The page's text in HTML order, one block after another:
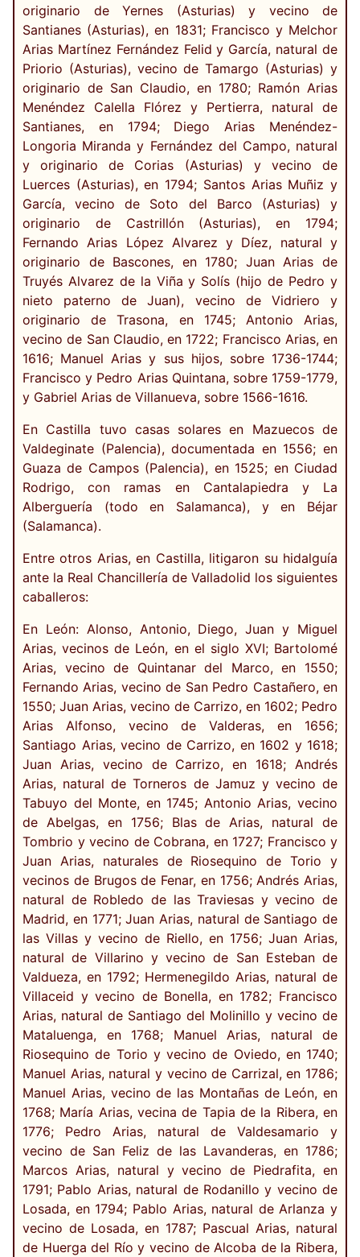
originario de Yernes (Asturias) y vecino de
Santianes (Asturias), en 1831; Francisco y Melchor
Arias Martínez Fernández Felid y García, natural de
Priorio (Asturias), vecino de Tamargo (Asturias) y
originario de San Claudio, en 1780; Ramón Arias
Menéndez Calella Flórez y Pertierra, natural de
Santianes, en 1794; Diego Arias Menéndez-
Longoria Miranda y Fernández del Campo, natural
y originario de Corias (Asturias) y vecino de
Luerces (Asturias), en 1794; Santos Arias Muñiz y
García, vecino de Soto del Barco (Asturias) y
originario de Castrillón (Asturias), en 1794;
Fernando Arias López Alvarez y Díez, natural y
originario de Bascones, en 1780; Juan Arias de
Truyés Alvarez de la Viña y Solís (hijo de Pedro y
nieto paterno de Juan), vecino de Vidriero y
originario de Trasona, en 1745; Antonio Arias,
vecino de San Claudio, en 1722; Francisco Arias, en
1616; Manuel Arias y sus hijos, sobre 1736-1744;
Francisco y Pedro Arias Quintana, sobre 1759-1779,
y Gabriel Arias de Villanueva, sobre 1566-1616.
En Castilla tuvo casas solares en Mazuecos de
Valdeginate (Palencia), documentada en 1556; en
Guaza de Campos (Palencia), en 1525; en Ciudad
Rodrigo, con ramas en Cantalapiedra y La
Alberguería (todo en Salamanca), y en Béjar
(Salamanca).
Entre otros Arias, en Castilla, litigaron su hidalguía
ante la Real Chancillería de Valladolid los siguientes
caballeros:
En León: Alonso, Antonio, Diego, Juan y Miguel
Arias, vecinos de León, en el siglo XVI; Bartolomé
Arias, vecino de Quintanar del Marco, en 1550;
Fernando Arias, vecino de San Pedro Castañero, en
1550; Juan Arias, vecino de Carrizo, en 1602; Pedro
Arias Alfonso, vecino de Valderas, en 1656;
Santiago Arias, vecino de Carrizo, en 1602 y 1618;
Juan Arias, vecino de Carrizo, en 1618; Andrés
Arias, natural de Torneros de Jamuz y vecino de
Tabuyo del Monte, en 1745; Antonio Arias, vecino
de Abelgas, en 1756; Blas de Arias, natural de
Tombrio y vecino de Cobrana, en 1727; Francisco y
Juan Arias, naturales de Riosequino de Torio y
vecinos de Brugos de Fenar, en 1756; Andrés Arias,
natural de Robledo de las Traviesas y vecino de
Madrid, en 1771; Juan Arias, natural de Santiago de
las Villas y vecino de Riello, en 1756; Juan Arias,
natural de Villarino y vecino de San Esteban de
Valdueza, en 1792; Hermenegildo Arias, natural de
Villaceid y vecino de Bonella, en 1782; Francisco
Arias, natural de Santiago del Molinillo y vecino de
Mataluenga, en 1768; Manuel Arias, natural de
Riosequino de Torio y vecino de Oviedo, en 1740;
Manuel Arias, natural y vecino de Carrizal, en 1786;
Manuel Arias, vecino de las Montañas de León, en
1768; María Arias, vecina de Tapia de la Ribera, en
1776; Pedro Arias, natural de Valdesamario y
vecino de San Feliz de las Lavanderas, en 1786;
Marcos Arias, natural y vecino de Piedrafita, en
1791; Pablo Arias, natural de Rodanillo y vecino de
Losada, en 1794; Pablo Arias, natural de Arlanza y
vecino de Losada, en 1787; Pascual Arias, natural
de Huerga del Río y vecino de Alcoba de la Ribera,